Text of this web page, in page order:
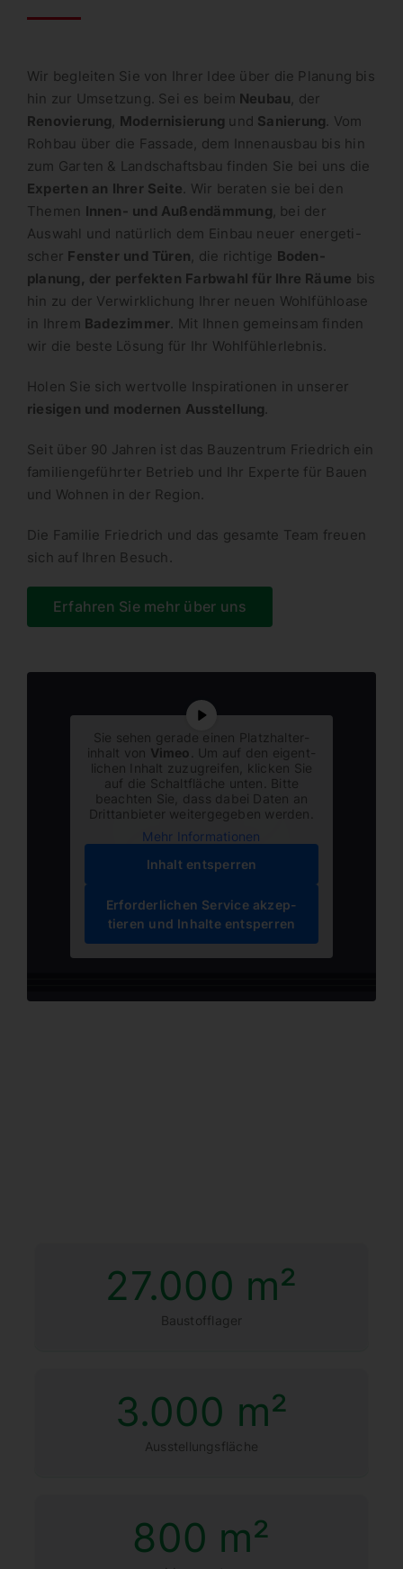
Wir begleiten Sie von Ihrer Idee über die Planung bis
hin zur Umsetzung. Sei es beim Neubau, der
Renovierung, Moder­ni­sierung und Sanierung. Vom
Rohbau über die Fassade, dem Innen­ausbau bis hin
zum Garten & Landschaftsbau finden Sie bei uns die
Experten an Ihrer Seite. Wir beraten sie bei den
Themen Innen- und Außen­dämmung, bei der
Auswahl und natürlich dem Einbau neuer energe­ti­
scher Fenster und Türen, die richtige Boden­
planung, der perfekten Farbwahl für Ihre Räume bis
hin zu der Verwirk­li­chung Ihrer neuen Wohlfühloase
in Ihrem Badezimmer. Mit Ihnen gemeinsam finden
wir die beste Lösung für Ihr Wohlfühlerlebnis.
Holen Sie sich wertvolle Inspi­ra­tionen in unserer
riesigen und modernen Ausstellung.
Seit über 90 Jahren ist das Bauzentrum Friedrich ein
famili­en­ge­führter Betrieb und Ihr Experte für Bauen
und Wohnen in der Region.
Die Familie Friedrich und das gesamte Team freuen
sich auf Ihren Besuch.
Erfahren Sie mehr über uns
Sie sehen gerade einen Platz­hal­ter­
inhalt von Vimeo . Um auf den eigent­
lichen Inhalt zuzugreifen, klicken Sie
auf die Schalt­fläche unten. Bitte
beachten Sie, dass dabei Daten an
Dritt­an­bieter weiter­ge­geben werden.
Mehr Infor­ma­tionen
Inhalt entsperren
Erfor­der­lichen Service akzep­
tieren und Inhalte entsperren
27.000 m²
Baustoff­lager
3.000 m²
Ausstel­lungs­fläche
800 m²